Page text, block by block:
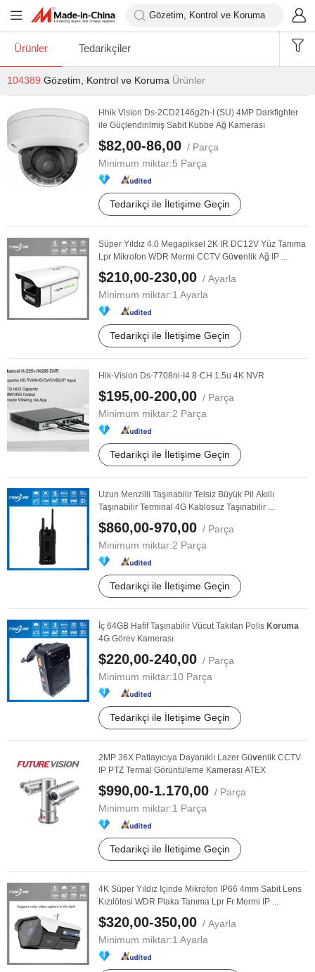
Ürünler Tedarikçiler
104389 Gözetim, Kontrol ve Koruma Ürünler
Hhik Vision Ds-2CD2146g2h-I (SU) 4MP Darkfighter
ile Güçlendirilmiş Sabit Kubbe Ağ Kamerası
$82,00-86,00 / Parça
Minimum miktar:5 Parça
Tedarikçi ile İletişime Geçin
Süper Yıldız 4.0 Megapiksel 2K IR DC12V Yüz Tanıma
Lpr Mikrofon WDR Mermi CCTV Güvenlik Ağ IP ...
$210,00-230,00 / Ayarla
Minimum miktar:1 Ayarla
Tedarikçi ile İletişime Geçin
Hik-Vision Ds-7708ni-I4 8-CH 1.5u 4K NVR
$195,00-200,00 / Parça
Minimum miktar:2 Parça
Tedarikçi ile İletişime Geçin
Uzun Menzilli Taşınabilir Telsiz Büyük Pil Akıllı
Taşınabilir Terminal 4G Kablosuz Taşınabilir ...
$860,00-970,00 / Parça
Minimum miktar:2 Parça
Tedarikçi ile İletişime Geçin
İç 64GB Hafif Taşınabilir Vücut Takılan Polis Koruma
4G Görev Kamerası
$220,00-240,00 / Parça
Minimum miktar:10 Parça
Tedarikçi ile İletişime Geçin
2MP 36X Patlayıcıya Dayanıklı Lazer Güvenlik CCTV
IP PTZ Termal Görüntüleme Kamerası ATEX
$990,00-1.170,00 / Parça
Minimum miktar:1 Parça
Tedarikçi ile İletişime Geçin
4K Süper Yıldız Içinde Mikrofon IP66 4mm Sabit Lens
Kızılötesi WDR Plaka Tanıma Lpr Fr Mermi IP ...
$320,00-350,00 / Ayarla
Minimum miktar:1 Ayarla